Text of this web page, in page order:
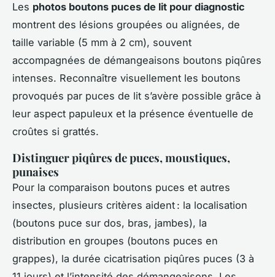
Les photos boutons puces de lit pour diagnostic
montrent des lésions groupées ou alignées, de
taille variable (5 mm à 2 cm), souvent
accompagnées de démangeaisons boutons piqûres
intenses. Reconnaître visuellement les boutons
provoqués par puces de lit s’avère possible grâce à
leur aspect papuleux et la présence éventuelle de
croûtes si grattés.
Distinguer piqûres de puces, moustiques,
punaises
Pour la comparaison boutons puces et autres
insectes, plusieurs critères aident : la localisation
(boutons puce sur dos, bras, jambes), la
distribution en groupes (boutons puces en
grappes), la durée cicatrisation piqûres puces (3 à